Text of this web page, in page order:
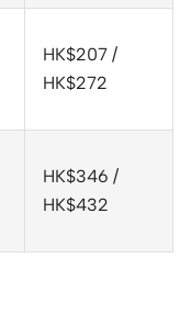
HK$207 /
HK$272
HK$346 /
HK$432